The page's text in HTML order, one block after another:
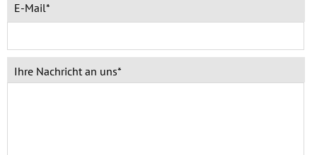
E-Mail*
Ihre Nachricht an uns*